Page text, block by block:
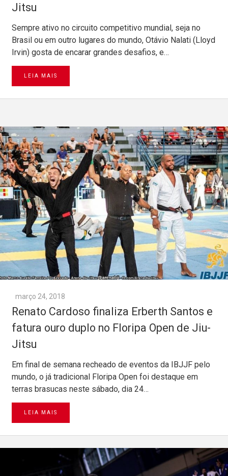
Jitsu
Sempre ativo no circuito competitivo mundial, seja no
Brasil ou em outro lugares do mundo, Otávio Nalati (Lloyd
Irvin) gosta de encarar grandes desafios, e…
LEIA MAIS
março 24, 2018
Renato Cardoso finaliza Erberth Santos e
fatura ouro duplo no Floripa Open de Jiu-
Jitsu
Em final de semana recheado de eventos da IBJJF pelo
mundo, o já tradicional Floripa Open foi destaque em
terras brasucas neste sábado, dia 24…
LEIA MAIS